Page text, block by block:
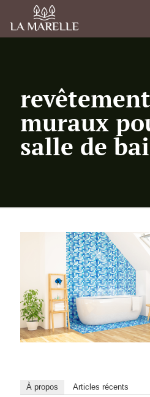
muraux
salle de
À propos Articles récents